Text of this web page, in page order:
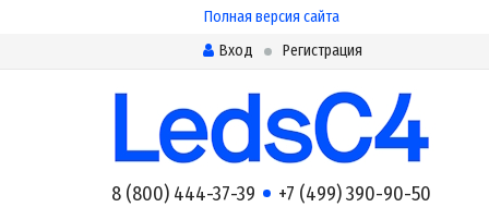
Полная версия сайта
Вход
Регистрация
8 (800) 444-37-39 +7 (499) 390-90-50